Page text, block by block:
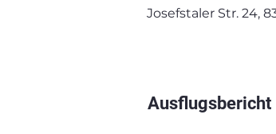
Josefstaler Str. 24,
Ausflugsbericht